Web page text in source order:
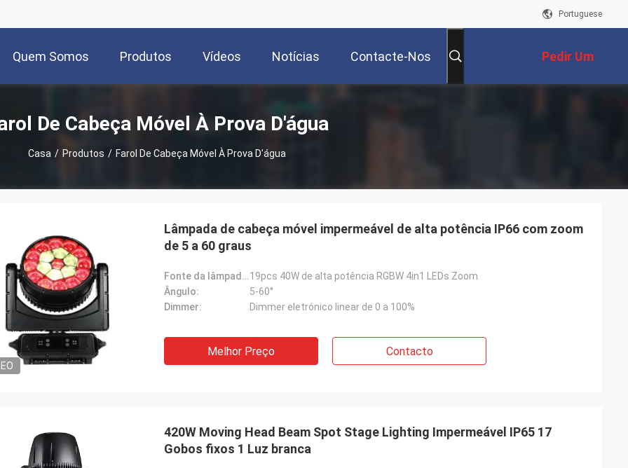
Portuguese
Quem Somos Produtos Vídeos Notícias Contacte-Nos Pedir Um
Orçamento
De Cabeça Móvel À Prova D'água
Casa / Produtos / Farol De Cabeça Móvel À Prova D'água
Lâmpada de cabeça móvel impermeável de alta potência IP66 com zoom
de 5 a 60 graus
Fonte da lâmpada:19pcs 40W de alta potência RGBW 4in1 LEDs Zoom
Ângulo:
5-60°
Dimmer:
Dimmer eletrónico linear de 0 a 100%
Melhor Preço Contacto
420W Moving Head Beam Spot Stage Lighting Impermeável IP65 17
Gobos fixos 1 Luz branca